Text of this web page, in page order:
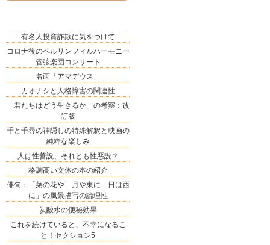
有名人投資詐欺に気をつけて
コロナ後のベルリンフィルハーモニー
管弦楽団コンサート
名画「アマデウス」
カオナシと人格障害の関連性
「君たちはどう生きるか」の考察：改
訂版
千と千尋の神隠しの特殊解釈と映画の
純粋な楽しみ
人は性善説、それとも性悪説？
格調高い文体の本の紹介
俳句：「菜の花や 月や東に 日は西
に」の風景描写の論理性
炭酸水の便秘効果
これを続けていると、不幸になるこ
と！セクション5